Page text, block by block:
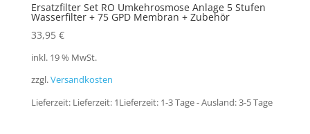
Ersatzfilter Set RO Umkehrosmose Anlage 5 Stufen
Wasserfilter + 75 GPD Membran + Zubehör
33,95 €
inkl. 19 % MwSt.
zzgl.Versandkosten
Lieferzeit: Lieferzeit: 1Lieferzeit: 1-3 Tage - Ausland: 3-5 Tage